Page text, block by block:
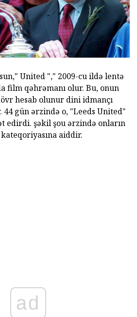
United "," 2009-cu ildə lentə
film qəhrəmanı olur. Bu, onun
hesab olunur dini idmançı
44 gün ərzində o, "Leeds United"
edirdi. şəkil şou ərzində onların
aiddir.
ad